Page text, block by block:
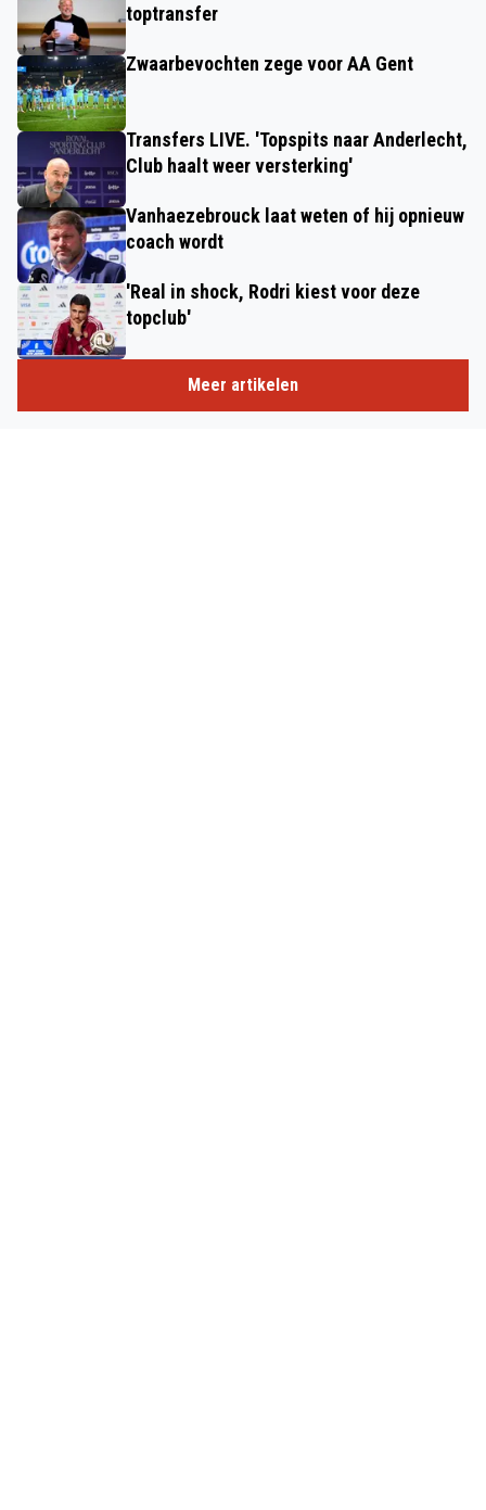
toptransfer
Zwaarbevochten zege voor AA Gent
Transfers LIVE. 'Topspits naar Anderlecht,
Club haalt weer versterking'
Vanhaezebrouck laat weten of hij opnieuw
coach wordt
'Real in shock, Rodri kiest voor deze
topclub'
Meer artikelen